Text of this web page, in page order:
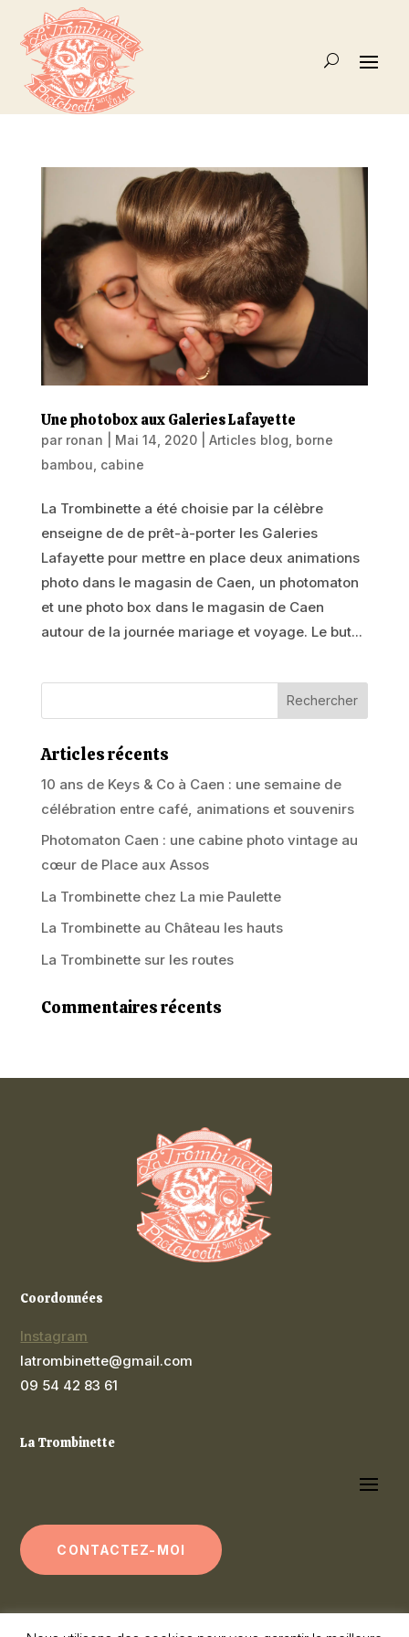
Une photobox aux Galeries Lafayette
par ronan Mai 14, 2020| Articles blog borne
bambou cabine
La Trombinette a été choisie par la célèbre
enseigne de de prêt-à-porter les Galeries
Lafayette pour mettre en place deux animations
photo dans le magasin de Caen, un photomaton
et une photo box dans le magasin de Caen
autour de la journée mariage et voyage. Le but...
Articles récents
10 ans de Keys & Co à Caen : une semaine de
célébration entre café, animations et souvenirs
Photomaton Caen : une cabine photo vintage au
cœur de Place aux Assos
La Trombinette chez La mie Paulette
La Trombinette au Château les hauts
La Trombinette sur les routes
Commentaires récents
Coordonnées
Instagram
latrombinette@gmail.com
09 54 42 83 61
La Trombinette
CONTACTEZ-MOI